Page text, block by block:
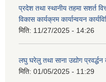
प्रदेश तथा स्थानीय तहमा सशर्त
विकास कार्यक्रम कार्यान्वयन
मिति: 11/27/2025 - 14:26
लघु घरेलु तथा साना उद्योग
मिति: 01/05/2025 - 11:29